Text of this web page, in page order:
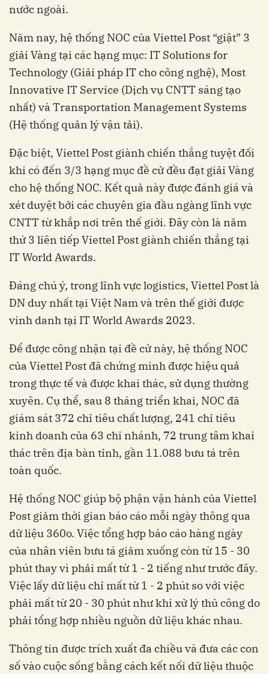
nước ngoài.
Năm nay, hệ thống NOC của Viettel Post “giật” 3
giải Vàng tại các hạng mục: IT Solutions for
Technology (Giải pháp IT cho công nghệ), Most
Innovative IT Service (Dịch vụ CNTT sáng tạo
nhất) và Transportation Management Systems
(Hệ thống quản lý vận tải).
Đặc biệt, Viettel Post giành chiến thắng tuyệt đối
khi có đến 3/3 hạng mục đề cử đều đạt giải Vàng
cho hệ thống NOC. Kết quả này được đánh giá và
xét duyệt bởi các chuyên gia đầu ngàng lĩnh vực
CNTT từ khắp nơi trên thế giới. Đây còn là năm
thứ 3 liên tiếp Viettel Post giành chiến thắng tại
IT World Awards.
Đáng chú ý, trong lĩnh vực logistics, Viettel Post là
DN duy nhất tại Việt Nam và trên thế giới được
vinh danh tại IT World Awards 2023.
Để được công nhận tại đề cử này, hệ thống NOC
của Viettel Post đã chứng minh được hiệu quả
trong thực tế và được khai thác, sử dụng thường
xuyên. Cụ thể, sau 8 tháng triển khai, NOC đã
giám sát 372 chỉ tiêu chất lượng, 241 chỉ tiêu
kinh doanh của 63 chi nhánh, 72 trung tâm khai
thác trên địa bàn tỉnh, gần 11.088 bưu tá trên
toàn quốc.
Hệ thống NOC giúp bộ phận vận hành của Viettel
Post giảm thời gian báo cáo mỗi ngày thông qua
dữ liệu 360o. Việc tổng hợp báo cáo hàng ngày
của nhân viên bưu tá giảm xuống còn từ 15 - 30
phút thay vì phải mất từ 1 - 2 tiếng như trước đây.
Việc lấy dữ liệu chỉ mất từ 1 - 2 phút so với việc
phải mất từ 20 - 30 phút như khi xử lý thủ công do
phải tổng hợp nhiều nguồn dữ liệu khác nhau.
Thông tin được trích xuất đa chiều và đưa các con
số vào cuộc sống bằng cách kết nối dữ liệu thuộc